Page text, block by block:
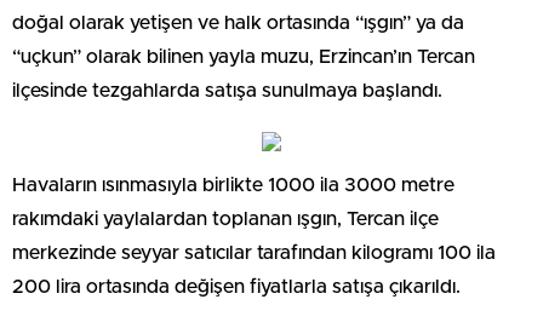
doğal olarak yetişen ve halk ortasında “ışgın” ya da
“uçkun” olarak bilinen yayla muzu, Erzincan’ın Tercan
ilçesinde tezgahlarda satışa sunulmaya başlandı.
Havaların ısınmasıyla birlikte 1000 ila 3000 metre
rakımdaki yaylalardan toplanan ışgın, Tercan ilçe
merkezinde seyyar satıcılar tarafından kilogramı 100 ila
200 lira ortasında değişen fiyatlarla satışa çıkarıldı.